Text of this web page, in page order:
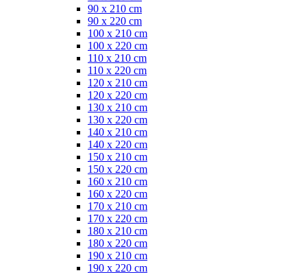
90 x 210 cm
90 x 220 cm
100 x 210 cm
100 x 220 cm
110 x 210 cm
110 x 220 cm
120 x 210 cm
120 x 220 cm
130 x 210 cm
130 x 220 cm
140 x 210 cm
140 x 220 cm
150 x 210 cm
150 x 220 cm
160 x 210 cm
160 x 220 cm
170 x 210 cm
170 x 220 cm
180 x 210 cm
180 x 220 cm
190 x 210 cm
190 x 220 cm